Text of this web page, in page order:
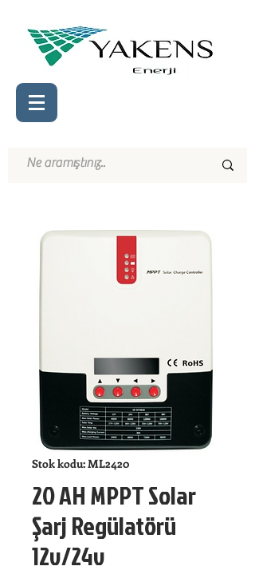
Stok kodu: ML2420
20 AH MPPT Solar
Şarj Regülatörü
12v/24v